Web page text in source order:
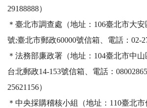
29188888）
＊臺北市調查處（地址：106臺北市大
號;臺北市郵政60000號信箱、電話：02-
＊法務部廉政署（地址：104臺北市中
台北郵政14-153號信箱、電話：
25621156）
＊中央採購稽核小組（地址：110臺北